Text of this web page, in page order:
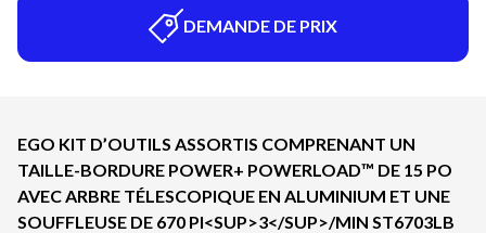
DEMANDE DE PRIX
EGO KIT D’OUTILS ASSORTIS COMPRENANT UN
TAILLE-BORDURE POWER+ POWERLOAD™ DE 15 PO
AVEC ARBRE TÉLESCOPIQUE EN ALUMINIUM ET UNE
SOUFFLEUSE DE 670 PI<SUP>3</SUP>/MIN ST6703LB